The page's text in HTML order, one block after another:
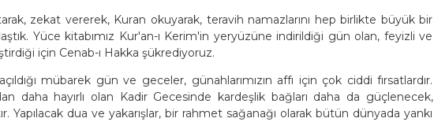
zekat vererek, Kuran okuyarak, teravih namazlarını hep birlikte büyük bir
Yüce kitabımız Kur'an-ı Kerim'in yeryüzüne indirildiği gün olan, feyizli ve
için Cenab-ı Hakka şükrediyoruz.
mübarek gün ve geceler, günahlarımızın affı için çok ciddi fırsatlardır.
daha hayırlı olan Kadir Gecesinde kardeşlik bağları daha da güçlenecek,
Yapılacak dua ve yakarışlar, bir rahmet sağanağı olarak bütün dünyada yankı